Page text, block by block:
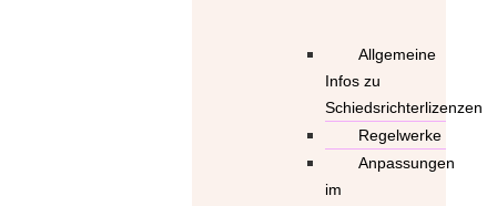
Allgemeine
Infos zu
Schiedsrichterlizenzen
Regelwerke
Anpassungen
im